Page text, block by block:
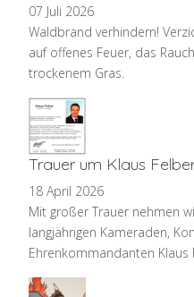
07 Juli 2026
Waldbrand verhindern!
auf offenes Feuer, das
trockenem Gras.
Trauer um Klaus
18 April 2026
Mit großer Trauer nehmen
langjährigen Kameraden,
Ehrenkommandanten Klaus